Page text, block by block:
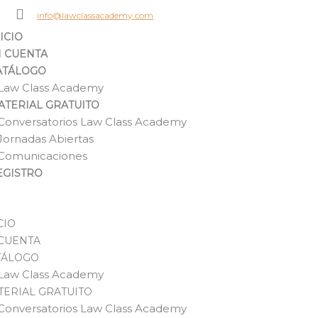
info@lawclassacademy.com
CUENTA
Class Academy
GRATUITO
Law Class Academy
Abiertas
Class Academy
GRATUITO
Law Class Academy